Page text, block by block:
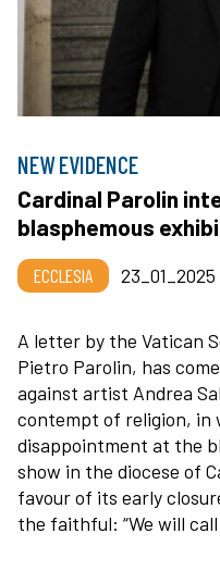
NEW EVIDENCE
Cardinal Parolin
blasphemous
ECCLESIA 23_01_2025
A letter by the Vatican
Pietro Parolin, has
against artist Andrea
contempt of religion, in
disappointment at the
show in the diocese of
favour of its early
the faithful: “We will